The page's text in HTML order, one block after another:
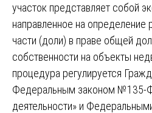
участок представляет собой
направленное на определение
части (доли) в праве общей
собственности на объекты
процедура регулируется
Федеральным законом №135-
деятельности» и